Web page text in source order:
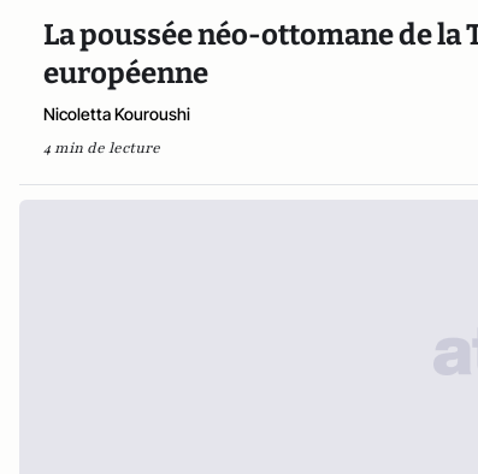
La poussée néo-ottomane de
européenne
Nicoletta Kouroushi
4 min de lecture